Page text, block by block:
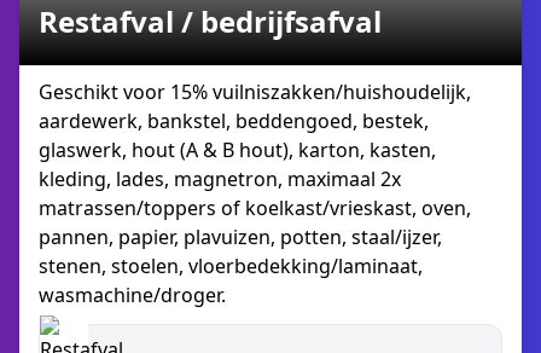
Restafval / bedrijfsafval
Geschikt voor 15% vuilniszakken/huishoudelijk,
aardewerk, bankstel, beddengoed, bestek,
glaswerk, hout (A & B hout), karton, kasten,
kleding, lades, magnetron, maximaal 2x
matrassen/toppers of koelkast/vrieskast, oven,
pannen, papier, plavuizen, potten, staal/ijzer,
stenen, stoelen, vloerbedekking/laminaat,
wasmachine/droger.